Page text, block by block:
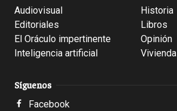
Audiovisual
Editoriales
El Oráculo impertinente
Inteligencia artificial
Historia
Libros
Opinión
Vivienda
Síguenos
Facebook